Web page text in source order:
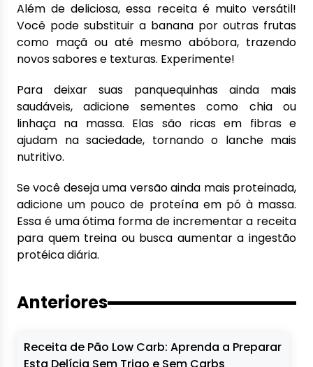
Além de deliciosa, essa receita é muito versátil!
Você pode substituir a banana por outras frutas
como maçã ou até mesmo abóbora, trazendo
novos sabores e texturas. Experimente!
Para deixar suas panquequinhas ainda mais
saudáveis, adicione sementes como chia ou
linhaça na massa. Elas são ricas em fibras e
ajudam na saciedade, tornando o lanche mais
nutritivo.
Se você deseja uma versão ainda mais proteinada,
adicione um pouco de proteína em pó à massa.
Essa é uma ótima forma de incrementar a receita
para quem treina ou busca aumentar a ingestão
protéica diária.
Anteriores
Receita de Pão Low Carb: Aprenda a Preparar